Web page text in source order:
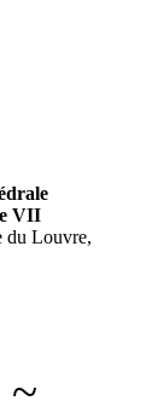
VII
du Louvre,
~